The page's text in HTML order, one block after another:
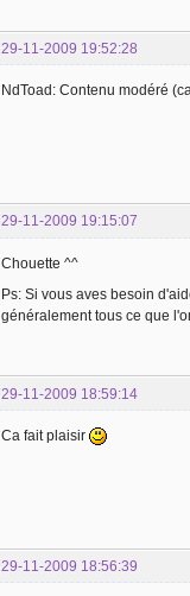
29-11-2009 19:52:28
NdToad: Contenu modéré
29-11-2009 19:15:07
Chouette ^^
Ps: Si vous aves besoin
généralement tous ce que
29-11-2009 18:59:14
Ca fait plaisir
29-11-2009 18:56:39